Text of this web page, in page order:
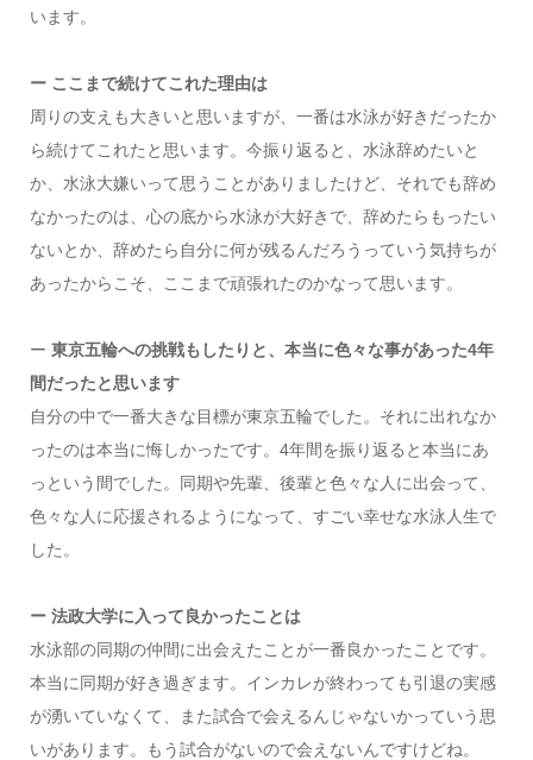
います。
ー ここまで続けてこれた理由は
周りの支えも大きいと思いますが、一番は水泳が好きだったか
ら続けてこれたと思います。今振り返ると、水泳辞めたいと
か、水泳大嫌いって思うことがありましたけど、それでも辞め
なかったのは、心の底から水泳が大好きで、辞めたらもったい
ないとか、辞めたら自分に何が残るんだろうっていう気持ちが
あったからこそ、ここまで頑張れたのかなって思います。
ー 東京五輪への挑戦もしたりと、本当に色々な事があった4年
間だったと思います
自分の中で一番大きな目標が東京五輪でした。それに出れなか
ったのは本当に悔しかったです。4年間を振り返ると本当にあ
っという間でした。同期や先輩、後輩と色々な人に出会って、
色々な人に応援されるようになって、すごい幸せな水泳人生で
した。
ー 法政大学に入って良かったことは
水泳部の同期の仲間に出会えたことが一番良かったことです。
本当に同期が好き過ぎます。インカレが終わっても引退の実感
が湧いていなくて、また試合で会えるんじゃないかっていう思
いがあります。もう試合がないので会えないんですけどね。